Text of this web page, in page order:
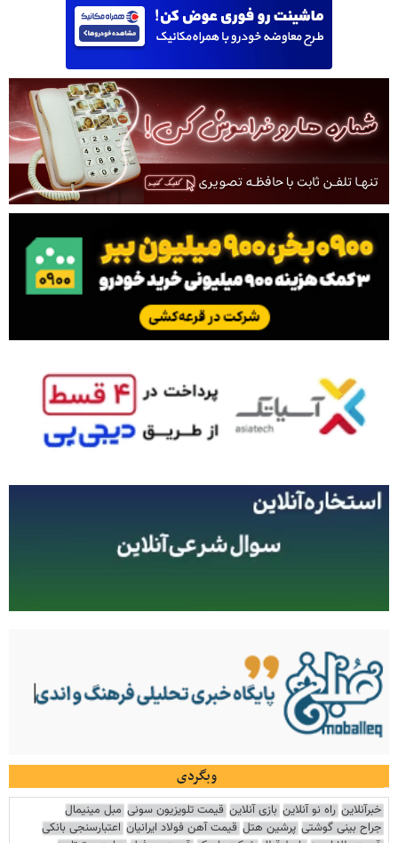
وبگردی
خبرآنلاین راه نو آنلاین بازی آنلاین قیمت تلویزیون سونی مبل مینیمال
جراح بینی گوشتی پرشین هتل قیمت آهن فولاد ایرانیان اعتبارسنجی بانکی